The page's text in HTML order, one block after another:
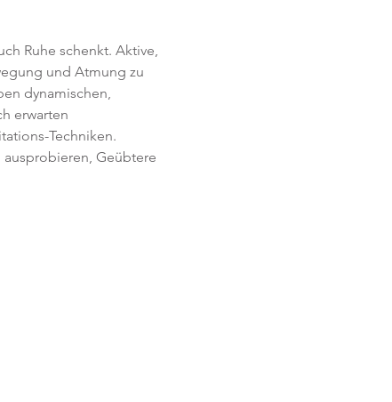
Ruhe schenkt. Aktive,
und Atmung zu
dynamischen,
erwarten
Techniken.
Geübtere